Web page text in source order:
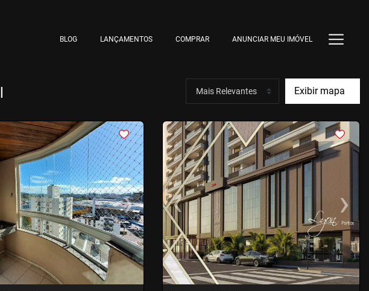
BLOG LANÇAMENTOS COMPRAR ANUNCIAR MEU IMÓVEL
Exibir mapa
›Next
<<<<
‹Previous ›Next